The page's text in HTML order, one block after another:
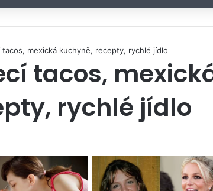
tacos, mexická kuchyně, recepty, rychlé jídlo
tacos,
rychlé jídlo